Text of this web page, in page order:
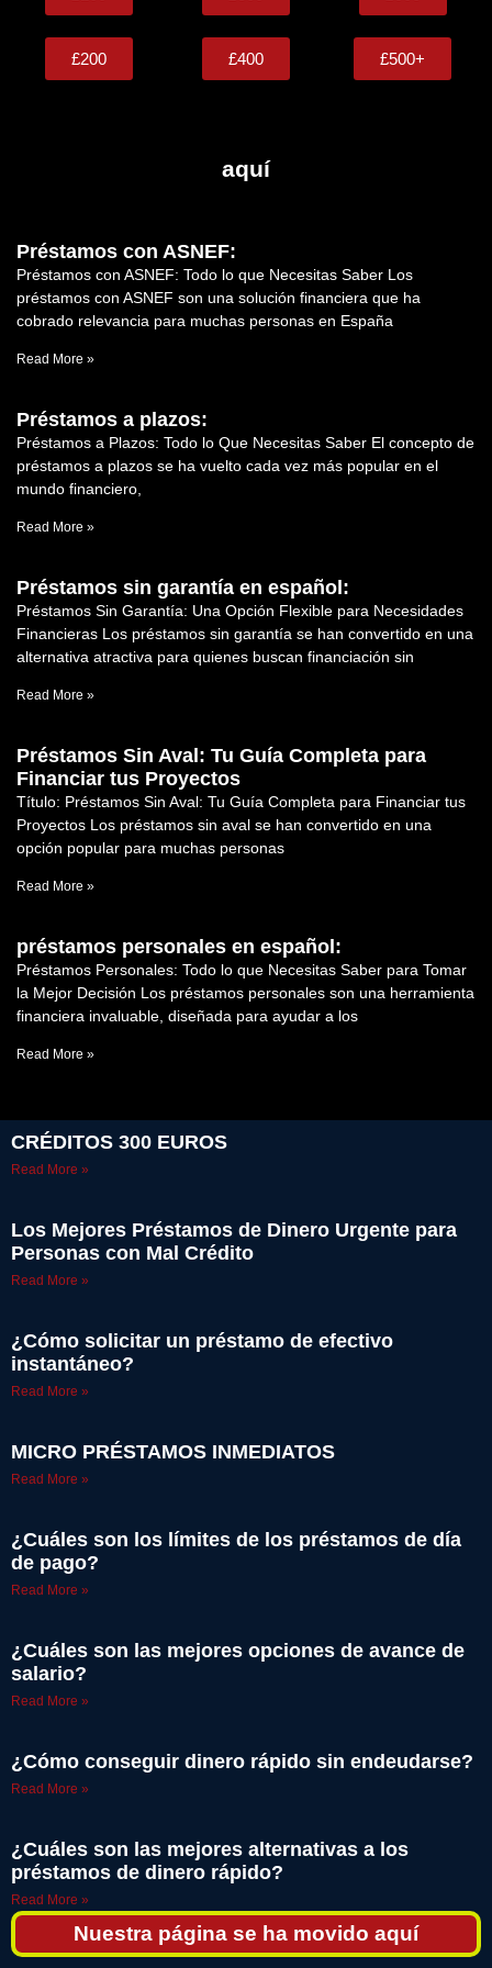
£200 £400 £500+
aquí
Préstamos con ASNEF:
Préstamos con ASNEF: Todo lo que Necesitas Saber Los
préstamos con ASNEF son una solución financiera que ha
cobrado relevancia para muchas personas en España
Read More »
Préstamos a plazos:
Préstamos a Plazos: Todo lo Que Necesitas Saber El concepto de
préstamos a plazos se ha vuelto cada vez más popular en el
mundo financiero,
Read More »
Préstamos sin garantía en español:
Préstamos Sin Garantía: Una Opción Flexible para Necesidades
Financieras Los préstamos sin garantía se han convertido en una
alternativa atractiva para quienes buscan financiación sin
Read More »
Préstamos Sin Aval: Tu Guía Completa para
Financiar tus Proyectos
Título: Préstamos Sin Aval: Tu Guía Completa para Financiar tus
Proyectos Los préstamos sin aval se han convertido en una
opción popular para muchas personas
Read More »
préstamos personales en español:
Préstamos Personales: Todo lo que Necesitas Saber para Tomar
la Mejor Decisión Los préstamos personales son una herramienta
financiera invaluable, diseñada para ayudar a los
Read More »
CRÉDITOS 300 EUROS
Read More »
Los Mejores Préstamos de Dinero Urgente para
Personas con Mal Crédito
Read More »
¿Cómo solicitar un préstamo de efectivo
instantáneo?
Read More »
MICRO PRÉSTAMOS INMEDIATOS
Read More »
¿Cuáles son los límites de los préstamos de día
de pago?
Read More »
¿Cuáles son las mejores opciones de avance de
salario?
Read More »
¿Cómo conseguir dinero rápido sin endeudarse?
Read More »
¿Cuáles son las mejores alternativas a los
préstamos de dinero rápido?
Read More »
Nuestra página se ha movido aquí